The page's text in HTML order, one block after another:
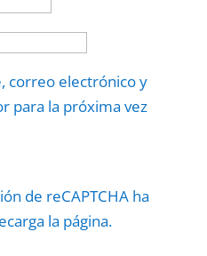
correo electrónico y
para la próxima vez
de reCAPTCHA ha
la página.